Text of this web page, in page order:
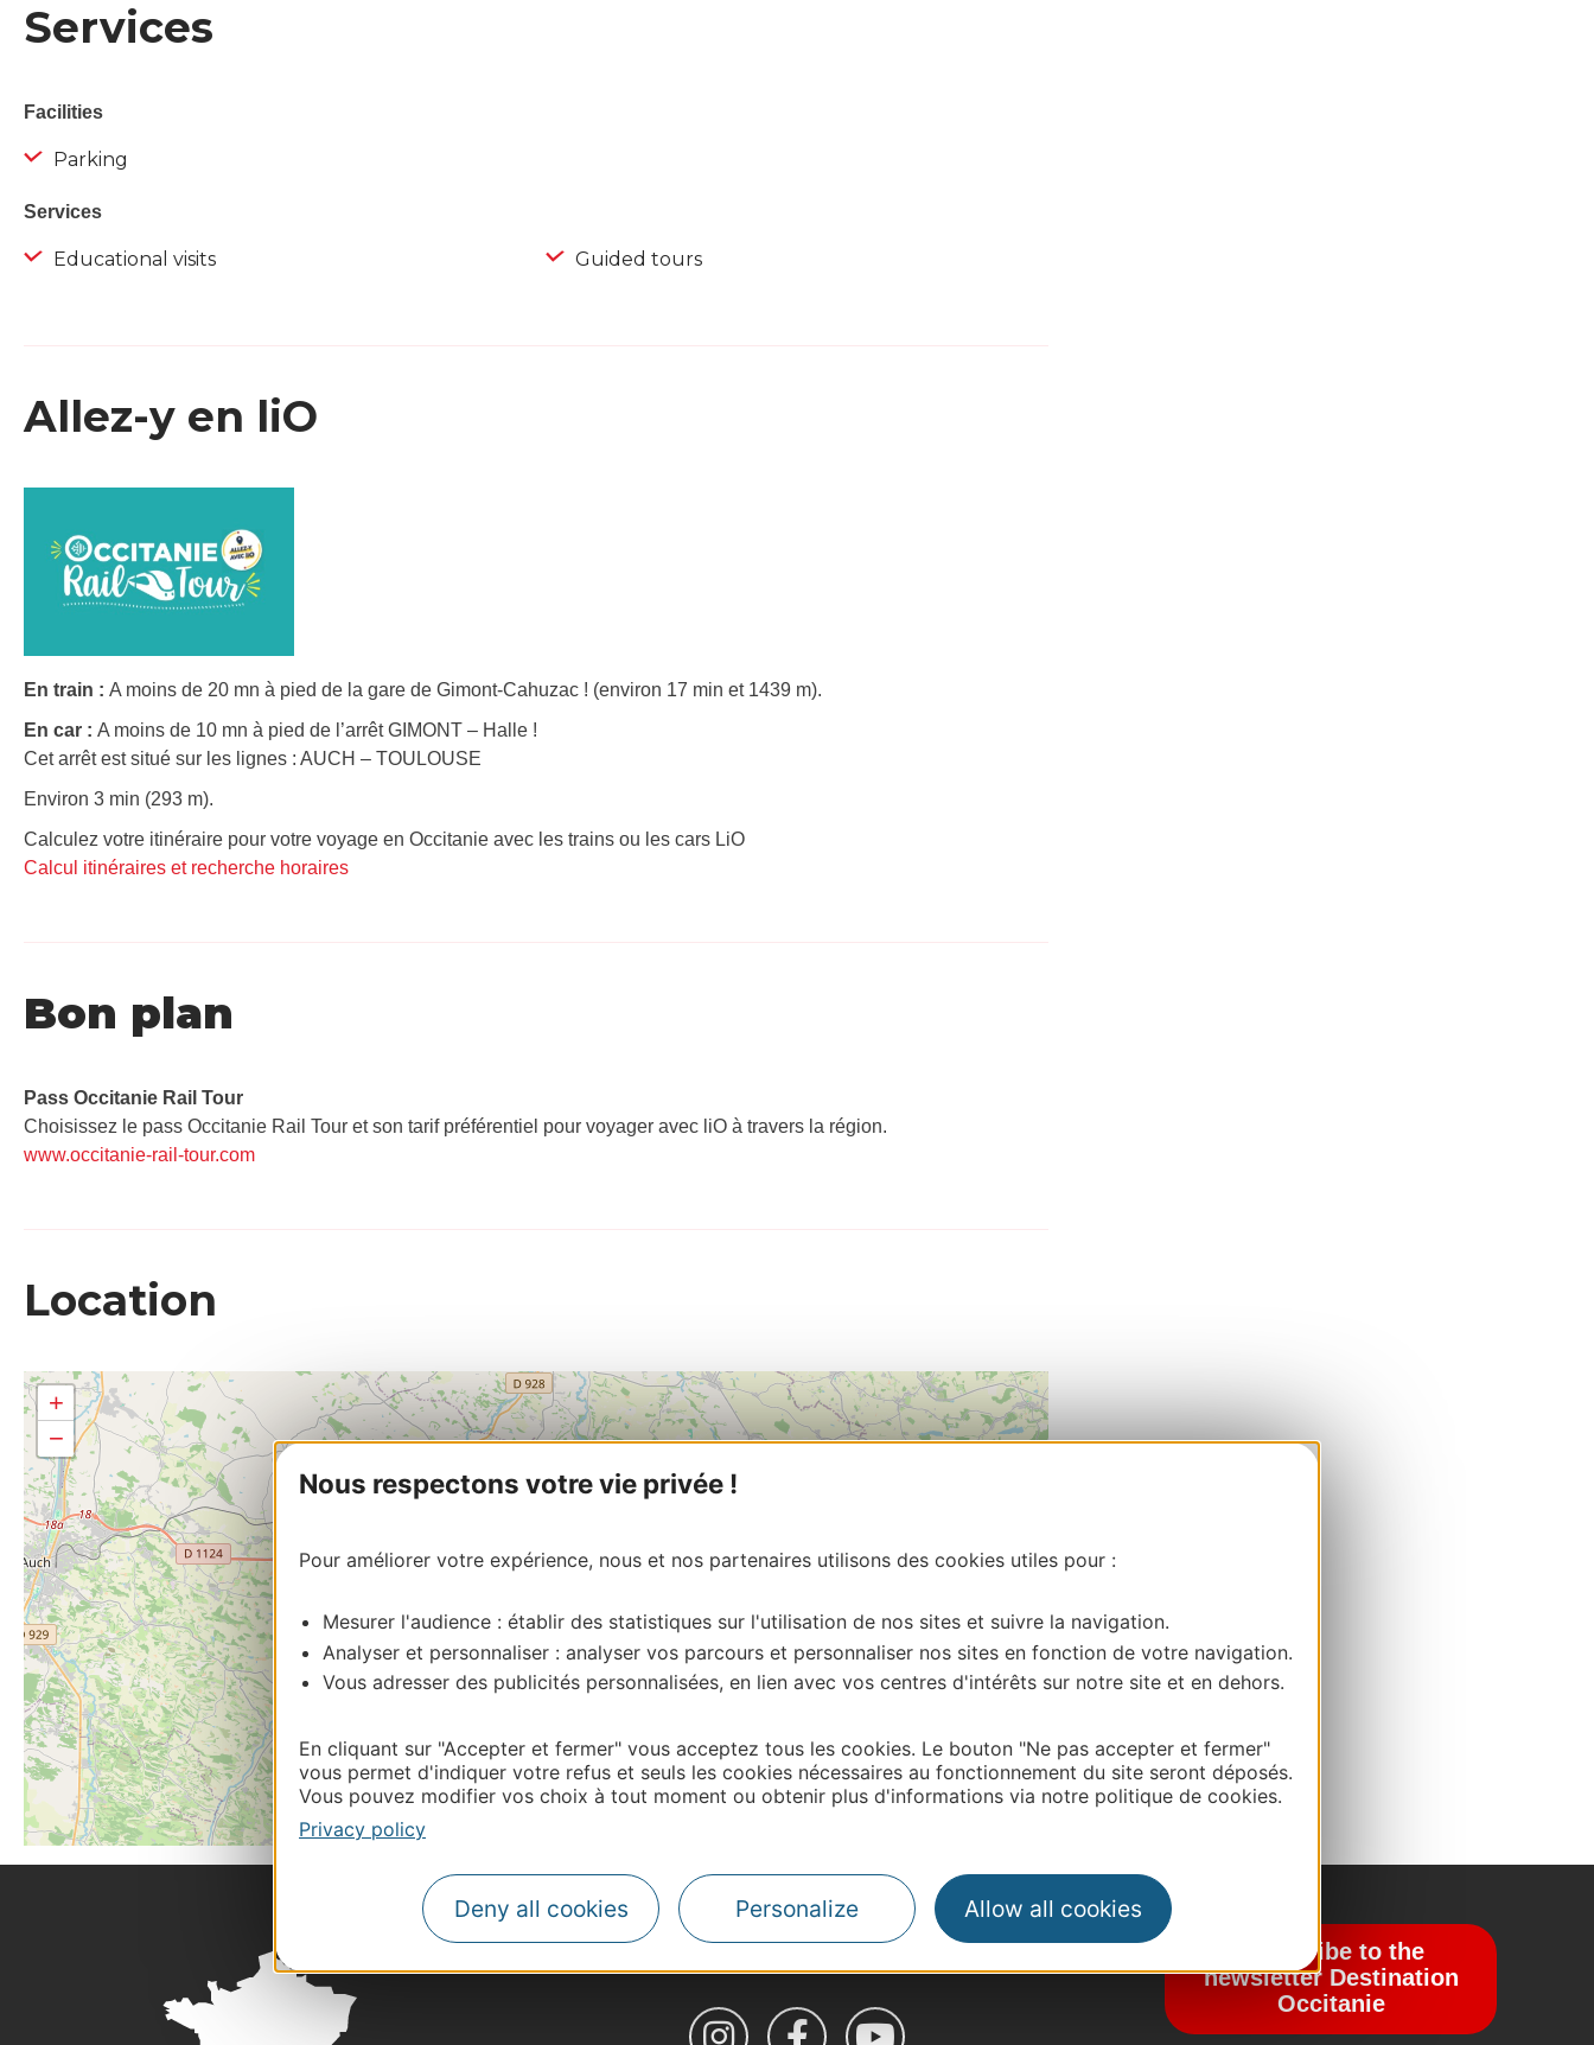
Nous respectons votre vie privée !
Pour améliorer votre expérience, nous et nos partenaires utilisons des cookies utiles pour :
Mesurer l'audience : établir des statistiques sur l'utilisation de nos sites et suivre la navigation.
Analyser et personnaliser : analyser vos parcours et personnaliser nos sites en fonction de votre navigation.
Vous adresser des publicités personnalisées, en lien avec vos centres d'intérêts sur notre site et en dehors.
En cliquant sur "Accepter et fermer" vous acceptez tous les cookies. Le bouton "Ne pas accepter et fermer"
vous permet d'indiquer votre refus et seuls les cookies nécessaires au fonctionnement du site seront déposés.
Vous pouvez modifier vos choix à tout moment ou obtenir plus d'informations via notre politique de cookies.
Privacy policy
Deny all cookies Personalize Allow all cookies
Services
Facilities
Parking
Services
Educational visits Guided tours
Allez-y en liO
En train : A moins de 20 mn à pied de la gare de Gimont-Cahuzac ! (environ 17 min et 1439 m).
En car : A moins de 10 mn à pied de l’arrêt GIMONT – Halle !
Cet arrêt est situé sur les lignes : AUCH – TOULOUSE
Environ 3 min (293 m).
Calculez votre itinéraire pour votre voyage en Occitanie avec les trains ou les cars LiO
Calcul itinéraires et recherche horaires
Bon plan
Pass Occitanie Rail Tour​
Choisissez le pass Occitanie Rail Tour et son tarif préférentiel pour voyager avec liO à travers la région.
www.occitanie-rail-tour.com
Location
+
−
Subscribe to the
newsletter Destination
Occitanie